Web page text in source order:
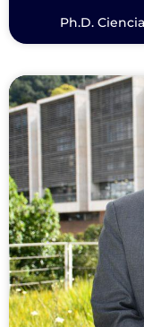
Ph.D.